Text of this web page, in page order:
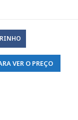
VER O PREÇO